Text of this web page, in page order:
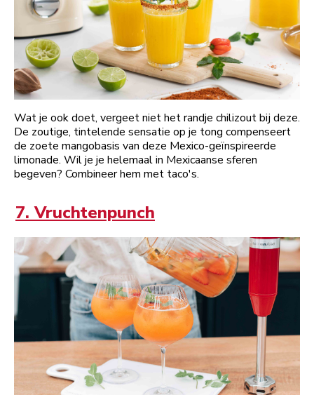
Wat je ook doet, vergeet niet het randje chilizout bij deze.
De zoutige, tintelende sensatie op je tong compenseert
de zoete mangobasis van deze Mexico-geïnspireerde
limonade. Wil je je helemaal in Mexicaanse sferen
begeven? Combineer hem met taco's.
7. Vruchtenpunch